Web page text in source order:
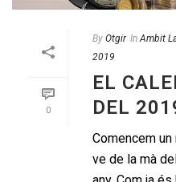
0
By Otgir In Ambit
2019
EL
DEL
Comencem
ve de la mà